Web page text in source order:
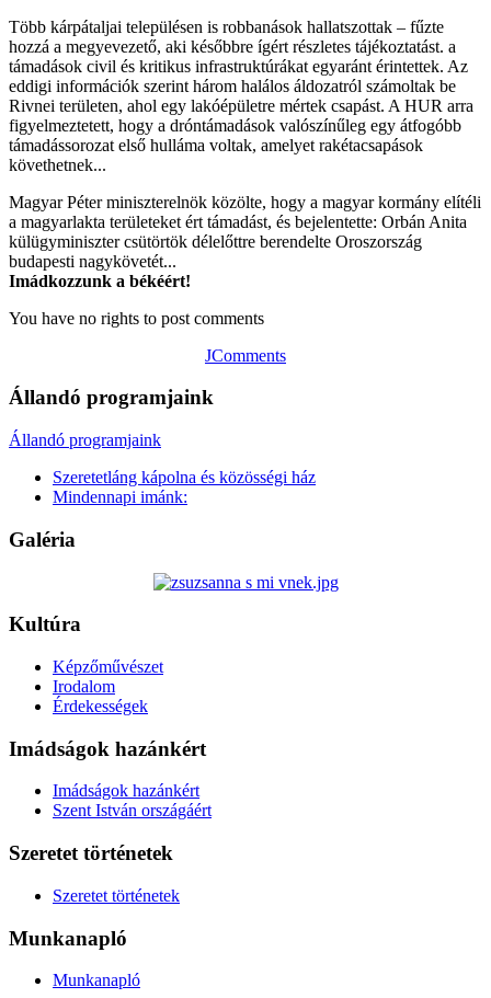
Több kárpátaljai településen is robbanások hallatszottak – fűzte
hozzá a megyevezető, aki későbbre ígért részletes tájékoztatást. a
támadások civil és kritikus infrastruktúrákat egyaránt érintettek. Az
eddigi információk szerint három halálos áldozatról számoltak be
Rivnei területen, ahol egy lakóépületre mértek csapást. A HUR arra
figyelmeztetett, hogy a dróntámadások valószínűleg egy átfogóbb
támadássorozat első hulláma voltak, amelyet rakétacsapások
követhetnek...
Magyar Péter miniszterelnök közölte, hogy a magyar kormány elítéli
a magyarlakta területeket ért támadást, és bejelentette: Orbán Anita
külügyminiszter csütörtök délelőttre berendelte Oroszország
budapesti nagykövetét...
Imádkozzunk a békéért!
You have no rights to post comments
JComments
Állandó programjaink
Állandó programjaink
Szeretetláng kápolna és közösségi ház
Mindennapi imánk:
Galéria
Kultúra
Képzőművészet
Irodalom
Érdekességek
Imádságok hazánkért
Imádságok hazánkért
Szent István országáért
Szeretet történetek
Szeretet történetek
Munkanapló
Munkanapló